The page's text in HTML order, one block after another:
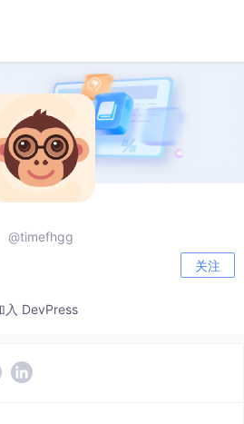
@timefhgg
关注
DevPress